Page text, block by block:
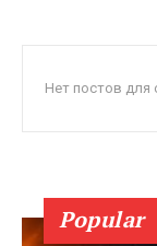
Нет постов для
Popular